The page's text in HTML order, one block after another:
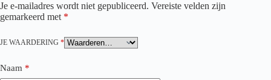
Je e-mailadres wordt niet gepubliceerd. Vereiste velden zijn
gemarkeerd met *
JE WAARDERING *
Naam *